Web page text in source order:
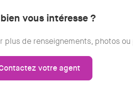
vous intéresse ?
plus de renseignements, photos
votre agent